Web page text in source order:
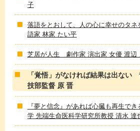
子
落語をとおして、人の心に幸せのタ
語家 林家 たい平
芝居が人生 劇作家 演出家 女優 渡辺
「覚悟」がなければ結果は出ない
技部監督 原 晋
『夢と信念』があれば心臓も再生で
学 先端生命医科学研究所教授 清水 達